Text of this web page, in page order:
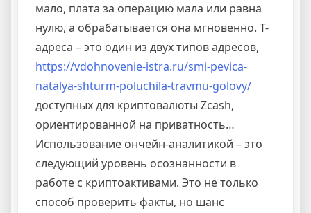
мало, плата за операцию мала или равна
нулю, а обрабатывается она мгновенно. Т-
адреса – это один из двух типов адресов,
https://vdohnovenie-istra.ru/smi-pevica-
natalya-shturm-poluchila-travmu-golovy/
доступных для криптовалюты Zcash,
ориентированной на приватность…
Использование ончейн-аналитикой – это
следующий уровень осознанности в
работе с криптоактивами. Это не только
способ проверить факты, но шанс